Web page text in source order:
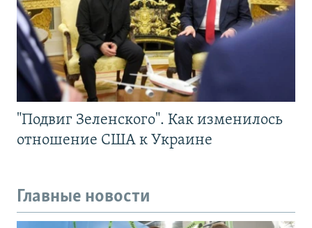
"Подвиг Зеленского". Как изменилось
отношение США к Украине
Главные новости